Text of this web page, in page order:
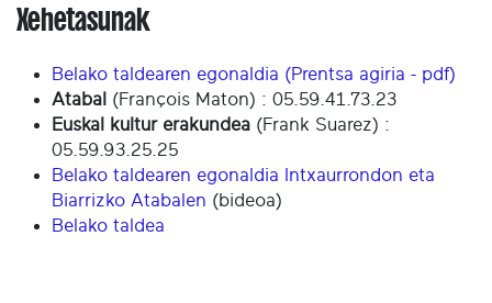
Xehetasunak
Belako taldearen egonaldia (Prentsa agiria - pdf)
Atabal (François Maton) : 05.59.41.73.23
Euskal kultur erakundea (Frank Suarez) :
05.59.93.25.25
Belako taldearen egonaldia Intxaurrondon eta
Biarrizko Atabalen (bideoa)
Belako taldea